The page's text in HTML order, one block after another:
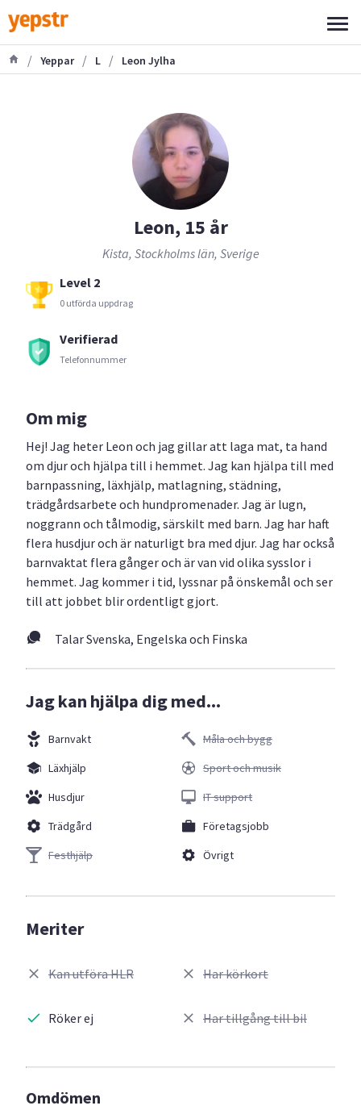
/ Yeppar / L / Leon Jylha
Leon, 15 år
Kista, Stockholms län, Sverige
Level 2
0 utförda uppdrag
Verifierad
Telefonnummer
Om mig
Hej! Jag heter Leon och jag gillar att laga mat, ta hand
om djur och hjälpa till i hemmet. Jag kan hjälpa till med
barnpassning, läxhjälp, matlagning, städning,
trädgårdsarbete och hundpromenader. Jag är lugn,
noggrann och tålmodig, särskilt med barn. Jag har haft
flera husdjur och är naturligt bra med djur. Jag har också
barnvaktat flera gånger och är van vid olika sysslor i
hemmet. Jag kommer i tid, lyssnar på önskemål och ser
till att jobbet blir ordentligt gjort.
Talar Svenska, Engelska och Finska
Jag kan hjälpa dig med...
Barnvakt
Läxhjälp
Husdjur
Trädgård
Festhjälp
Måla och bygg
Sport och musik
IT support
Företagsjobb
Övrigt
Meriter
Kan utföra HLR
Röker ej
Har körkort
Har tillgång till bil
Omdömen